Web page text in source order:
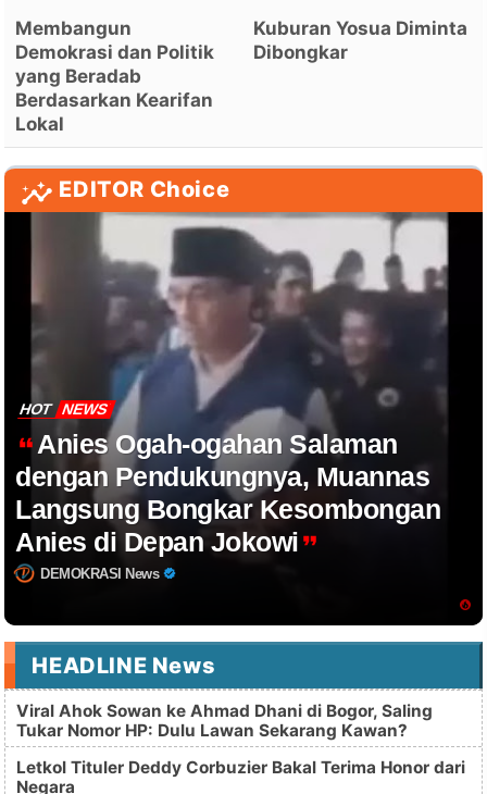
Membangun
Demokrasi dan Politik
yang Beradab
Berdasarkan Kearifan
Lokal
Kuburan Yosua Diminta
Dibongkar
EDITOR Choice
HOT NEWS
Anies Ogah-ogahan Salaman
dengan Pendukungnya, Muannas
Langsung Bongkar Kesombongan
Anies di Depan Jokowi
DEMOKRASI News
HEADLINE News
Viral Ahok Sowan ke Ahmad Dhani di Bogor, Saling
Tukar Nomor HP: Dulu Lawan Sekarang Kawan?
Letkol Tituler Deddy Corbuzier Bakal Terima Honor dari
Negara